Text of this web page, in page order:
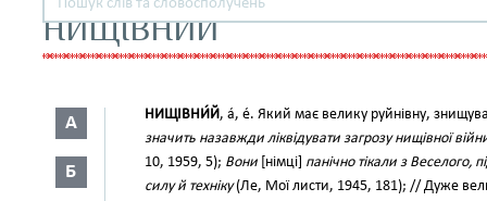
НИЩІВНИЙ
А
Б
НИЩІВНИ́Й, а́, е́. Який має велику руйнівну,
значить назавжди ліквідувати загрозу нищівної
10, 1959, 5); Вони [німці] панічно тікали з
силу й техніку(Ле, Мої листи, 1945, 181); // Дуже